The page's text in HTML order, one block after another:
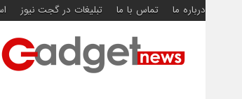
درباره ما تماس با ما تبلیغات در گجت نیوز